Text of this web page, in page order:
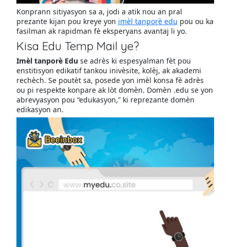
Konprann sitiyasyon sa a, jodi a atik nou an pral
prezante kijan pou kreye yon imèl tanporè edu pou ou ka
fasilman ak rapidman fè eksperyans avantaj li yo.
Kisa Edu Temp Mail ye?
Imèl tanporè Eduse adrès ki espesyalman fèt pou
enstitisyon edikatif tankou inivèsite, kolèj, ak akademi
rechèch. Se poutèt sa, posede yon imèl konsa fè adrès
ou pi respekte konpare ak lòt domèn. Domèn .edu se yon
abrevyasyon pou “edukasyon,” ki reprezante domèn
edikasyon an.